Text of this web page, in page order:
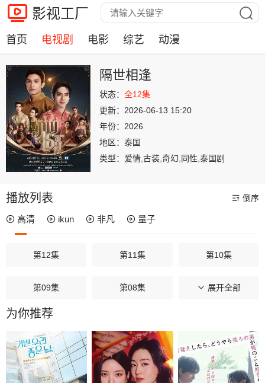
影视工厂
首页 电视剧 电影 综艺 动漫
隔世相逢
状态： 全12集
更新： 2026-06-13 15:20
年份： 2026
地区： 泰国
类型： 爱情,古装,奇幻,同性,泰国剧
播放列表 倒序
高清 ikun 非凡 量子
第12集 第11集 第10集
第09集 第08集 第07集
第06集
第03集 第02集 第01集
展开全部
为你推荐